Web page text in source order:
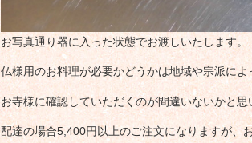
お写真通り器に入った状態でお渡しいたします。
仏様用のお料理が必要かどうかは地域や宗派に
お寺様に確認していただくのが間違いないかと思
配達の場合5,400円以上のご注文になりますが、